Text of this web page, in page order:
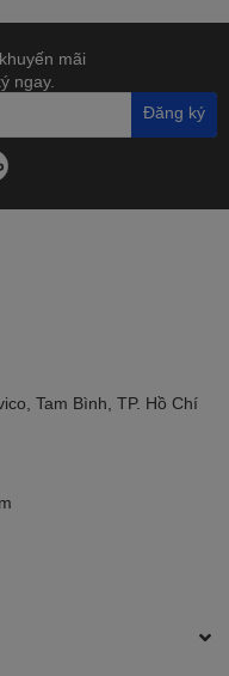
mãi
ngay.
Đăng ký
Tam Bình, TP. Hồ Chí